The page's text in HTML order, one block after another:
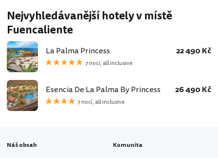
Nejvyhledávanější hotely v místě
Fuencaliente
La Palma Princess
7 nocí, all inclusive
22 490 Kč
Esencia De La Palma By Princess
7 nocí, all inclusive
26 490 Kč
Náš obsah Komunita